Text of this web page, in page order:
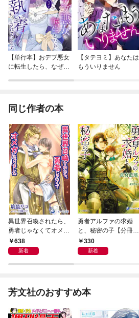
【単行本】おデブ悪女
に転生したら、なぜか
【タテヨミ】あなたは
もういりません
同じ作者の本
異世界召喚されたら、
勇者じゃなくてオメガ
になりました
638
新着
勇者アルファの求婚
と、秘密の子【分冊
版】1
330
新着
芳文社のおすすめ本